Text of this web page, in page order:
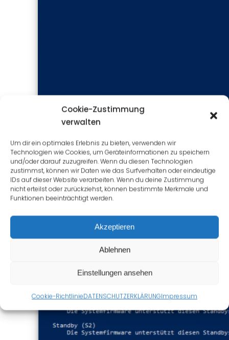
Cookie-Zustimmung
verwalten
Um dir ein optimales Erlebnis zu bieten, verwenden wir
Technologien wie Cookies, um Geräteinformationen zu speichern
und/oder darauf zuzugreifen. Wenn du diesen Technologien
zustimmst, können wir Daten wie das Surfverhalten oder eindeutige
IDs auf dieser Website verarbeiten. Wenn du deine Zustimmung
nicht erteilst oder zurückziehst, können bestimmte Merkmale und
Funktionen beeinträchtigt werden.
Akzeptieren
Ablehnen
Einstellungen ansehen
Cookie-RichtlinieDATENSCHUTZERKLÄRUNGImpressum
In diesem Fenster werden alle
Einstellungen anzupassen.
Geben Sie nun folgenden Befehl
ein und bestätigen Sie mit
Eingabe:
powercfg /a